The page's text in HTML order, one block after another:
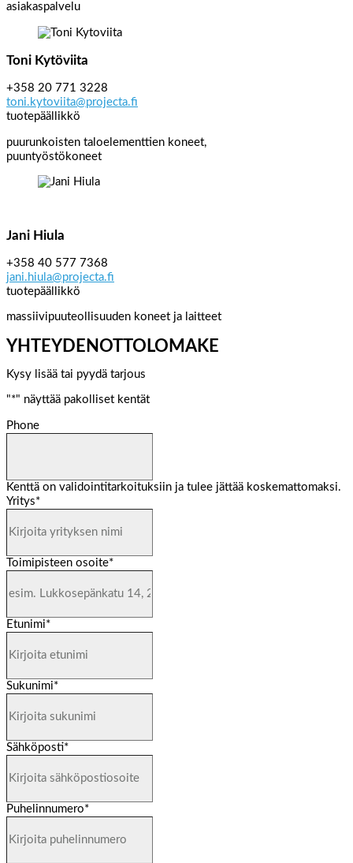
asiakaspalvelu
Toni Kytöviita
+358 20 771 3228
toni.kytoviita@projecta.fi
tuotepäällikkö
puurunkoisten taloelementtien koneet,
puuntyöstökoneet
Jani Hiula
+358 40 577 7368
jani.hiula@projecta.fi
tuotepäällikkö
massiivipuuteollisuuden koneet ja laitteet
YHTEYDENOTTOLOMAKE
Kysy lisää tai pyydä tarjous
"*" näyttää pakolliset kentät
Phone
Kenttä on validointitarkoituksiin ja tulee jättää koskemattomaksi.
Yritys*
Toimipisteen osoite*
Etunimi*
Sukunimi*
Sähköposti*
Puhelinnumero*